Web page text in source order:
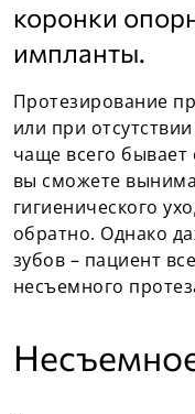
коронки
импланты.
Протезирование
или при
чаще всего
вы сможете
гигиенического
обратно. Однако
зубов – пациент
несъемного